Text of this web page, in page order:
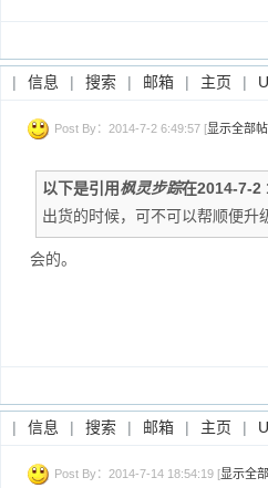
| 信息 | 搜索 | 邮箱 | 主页 |
Post By：2014-7-2 6:49:57 [显示全部
以下是引用枫灵步踪在2014-7-2
出货的时候，可不可以帮顺便
会的。
| 信息 | 搜索 | 邮箱 | 主页 |
Post By：2014-7-14 18:54:19 [显示全